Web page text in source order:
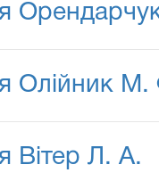
Олійник М.
Вітер Л. А.